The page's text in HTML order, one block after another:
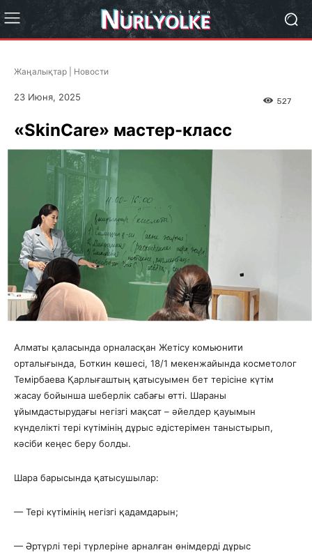
Жаңалықтар | Новости
23 Июня, 2025 527
«SkinCare» мастер-класс
Алматы қаласында орналасқан Жетісу комьюнити
орталығында, Боткин көшесі, 18/1 мекенжайында косметолог
Темірбаева Қарлығаштың қатысуымен бет терісіне күтім
жасау бойынша шеберлік сабағы өтті. Шараны
ұйымдастырудағы негізгі мақсат – әйелдер қауымын
күнделікті тері күтімінің дұрыс әдістерімен таныстырып,
кәсіби кеңес беру болды.
Шара барысында қатысушылар:
— Тері күтімінің негізгі қадамдарын;
— Әртүрлі тері түрлеріне арналған өнімдерді дұрыс